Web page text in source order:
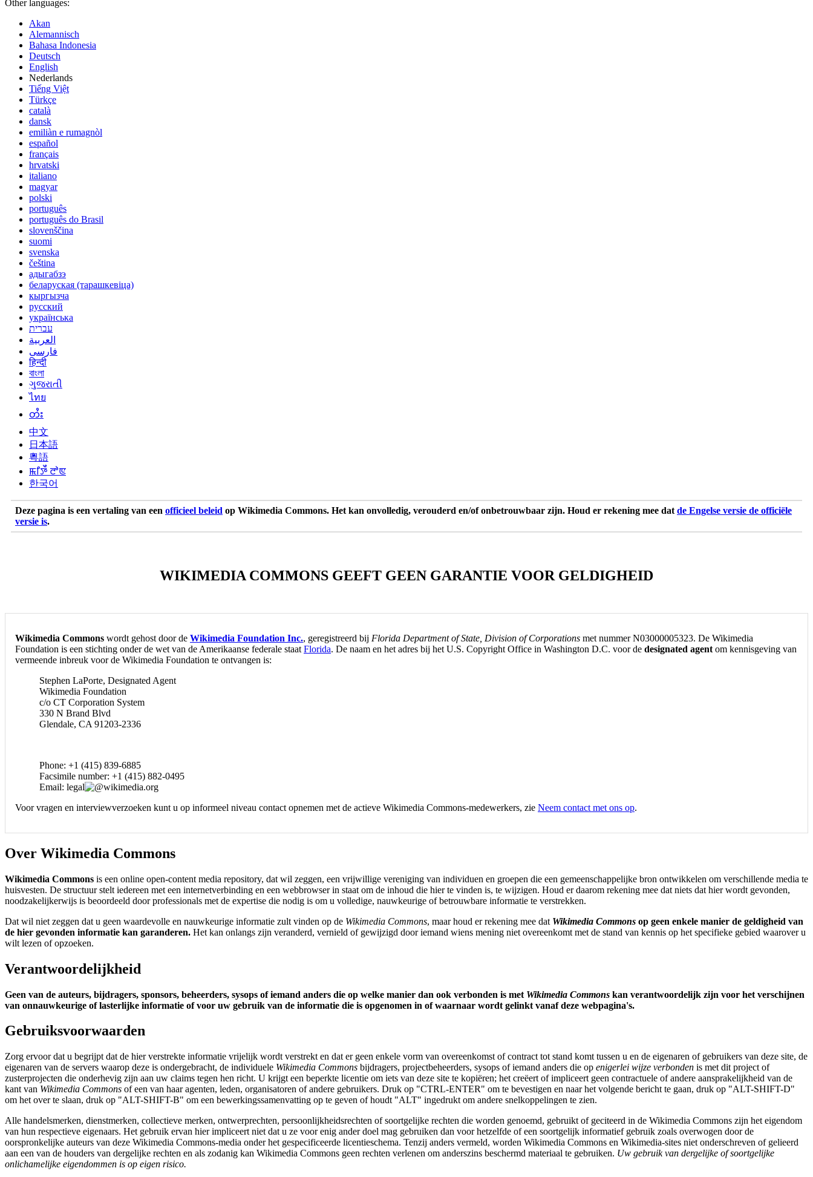
Other languages:
Akan
Alemannisch
Bahasa Indonesia
Deutsch
English
Nederlands
Tiếng Việt
Türkçe
català
dansk
emiliàn e rumagnòl
español
français
hrvatski
italiano
magyar
polski
português
português do Brasil
slovenščina
suomi
svenska
čeština
адыгабзэ
беларуская (тарашкевіца)
кыргызча
русский
українська
עברית
العربية
فارسی
हिन्दी
বাংলা
ગુજરાતી
ไทย
တႆး
中文
日本語
粵語
ꯃꯤꯇꯩ ꯂꯣꯟ
한국어
Deze pagina is een vertaling van een officieel beleid op Wikimedia Commons. Het kan onvolledig, verouderd en/of onbetrouwbaar zijn. Houd er rekening mee dat de Engelse versie de officiële
versie is.
WIKIMEDIA COMMONS GEEFT GEEN GARANTIE VOOR GELDIGHEID
Wikimedia Commons wordt gehost door de Wikimedia Foundation Inc., geregistreerd bij Florida Department of State, Division of Corporations met nummer N03000005323. De Wikimedia
Foundation is een stichting onder de wet van de Amerikaanse federale staat Florida. De naam en het adres bij het U.S. Copyright Office in Washington D.C. voor de designated agent om kennisgeving van
vermeende inbreuk voor de Wikimedia Foundation te ontvangen is:
Stephen LaPorte, Designated Agent
Wikimedia Foundation
c/o CT Corporation System
330 N Brand Blvd
Glendale, CA 91203-2336
Phone: +1 (415) 839-6885
Facsimile number: +1 (415) 882-0495
Email: legal
wikimedia.org
Voor vragen en interviewverzoeken kunt u op informeel niveau contact opnemen met de actieve Wikimedia Commons-medewerkers, zie Neem contact met ons op.
Over Wikimedia Commons
Wikimedia Commons is een online open-content media repository, dat wil zeggen, een vrijwillige vereniging van individuen en groepen die een gemeenschappelijke bron ontwikkelen om verschillende media te
huisvesten. De structuur stelt iedereen met een internetverbinding en een webbrowser in staat om de inhoud die hier te vinden is, te wijzigen. Houd er daarom rekening mee dat niets dat hier wordt gevonden,
noodzakelijkerwijs is beoordeeld door professionals met de expertise die nodig is om u volledige, nauwkeurige of betrouwbare informatie te verstrekken.
Dat wil niet zeggen dat u geen waardevolle en nauwkeurige informatie zult vinden op de Wikimedia Commons, maar houd er rekening mee dat Wikimedia Commons op geen enkele manier de geldigheid van
de hier gevonden informatie kan garanderen. Het kan onlangs zijn veranderd, vernield of gewijzigd door iemand wiens mening niet overeenkomt met de stand van kennis op het specifieke gebied waarover u
wilt lezen of opzoeken.
Verantwoordelijkheid
Geen van de auteurs, bijdragers, sponsors, beheerders, sysops of iemand anders die op welke manier dan ook verbonden is met Wikimedia Commons kan verantwoordelijk zijn voor het verschijnen
van onnauwkeurige of lasterlijke informatie of voor uw gebruik van de informatie die is opgenomen in of waarnaar wordt gelinkt vanaf deze webpagina's.
Gebruiksvoorwaarden
Zorg ervoor dat u begrijpt dat de hier verstrekte informatie vrijelijk wordt verstrekt en dat er geen enkele vorm van overeenkomst of contract tot stand komt tussen u en de eigenaren of gebruikers van deze site, de
eigenaren van de servers waarop deze is ondergebracht, de individuele Wikimedia Commons bijdragers, projectbeheerders, sysops of iemand anders die op enigerlei wijze verbonden is met dit project of
zusterprojecten die onderhevig zijn aan uw claims tegen hen richt. U krijgt een beperkte licentie om iets van deze site te kopiëren; het creëert of impliceert geen contractuele of andere aansprakelijkheid van de
kant van Wikimedia Commons of een van haar agenten, leden, organisatoren of andere gebruikers. Druk op "CTRL-ENTER" om te bevestigen en naar het volgende bericht te gaan, druk op "ALT-SHIFT-D"
om het over te slaan, druk op "ALT-SHIFT-B" om een bewerkingssamenvatting op te geven of houdt "ALT" ingedrukt om andere snelkoppelingen te zien.
Alle handelsmerken, dienstmerken, collectieve merken, ontwerprechten, persoonlijkheidsrechten of soortgelijke rechten die worden genoemd, gebruikt of geciteerd in de Wikimedia Commons zijn het eigendom
van hun respectieve eigenaars. Het gebruik ervan hier impliceert niet dat u ze voor enig ander doel mag gebruiken dan voor hetzelfde of een soortgelijk informatief gebruik zoals overwogen door de
oorspronkelijke auteurs van deze Wikimedia Commons-media onder het gespecificeerde licentieschema. Tenzij anders vermeld, worden Wikimedia Commons en Wikimedia-sites niet onderschreven of gelieerd
aan een van de houders van dergelijke rechten en als zodanig kan Wikimedia Commons geen rechten verlenen om anderszins beschermd materiaal te gebruiken. Uw gebruik van dergelijke of soortgelijke
onlichamelijke eigendommen is op eigen risico.